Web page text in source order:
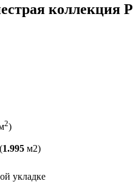
коллекция
2)
1.995 м2)
укладке